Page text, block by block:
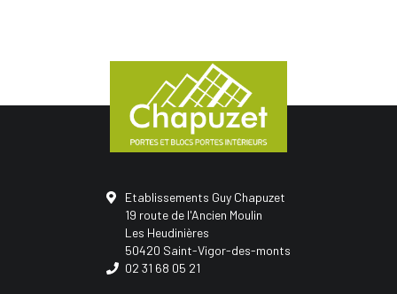
Etablissements Guy Chapuzet
19 route de l'Ancien Moulin
Les Heudinières
50420 Saint-Vigor-des-monts
02 31 68 05 21